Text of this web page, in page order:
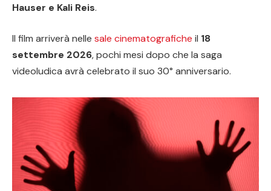
Hauser e Kali Reis.
Il film arriverà nelle sale cinematografiche il 18
settembre 2026, pochi mesi dopo che la saga
videoludica avrà celebrato il suo 30° anniversario.